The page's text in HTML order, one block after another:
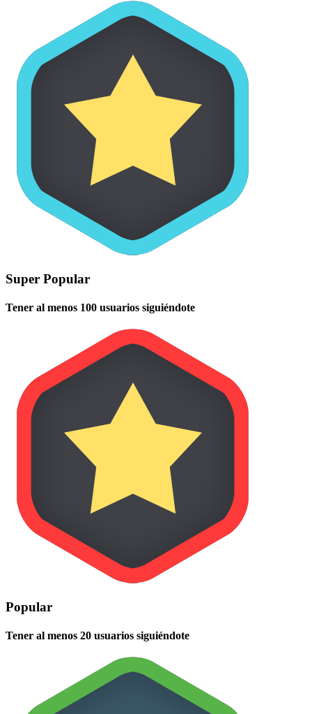
Super Popular
Tener al menos 100 usuarios siguiéndote
Popular
Tener al menos 20 usuarios siguiéndote